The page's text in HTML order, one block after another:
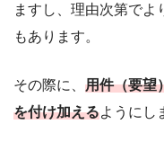
ますし、理由次第でよ
もあります。
その際に、 用件（要望
を付け加えるようにし